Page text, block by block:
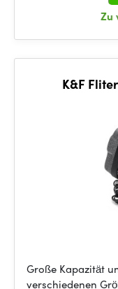
Zu
K&F
Große Kapazität
verschiedenen